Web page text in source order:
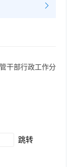
干部行政工作分
跳转